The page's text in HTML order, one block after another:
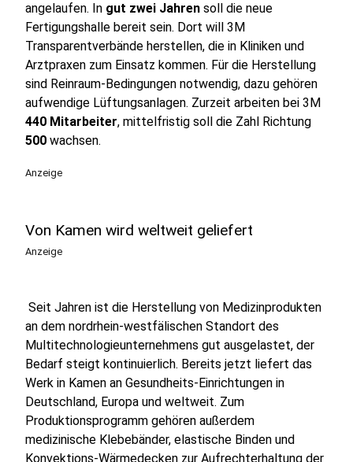
angelaufen. In gut zwei Jahren soll die neue
Fertigungshalle bereit sein. Dort will 3M
Transparentverbände herstellen, die in Kliniken und
Arztpraxen zum Einsatz kommen. Für die Herstellung
sind Reinraum-Bedingungen notwendig, dazu gehören
aufwendige Lüftungsanlagen. Zurzeit arbeiten bei 3M
440 Mitarbeiter, mittelfristig soll die Zahl Richtung
500 wachsen.
Anzeige
Von Kamen wird weltweit geliefert
Anzeige
Seit Jahren ist die Herstellung von Medizinprodukten
an dem nordrhein-westfälischen Standort des
Multitechnologieunternehmens gut ausgelastet, der
Bedarf steigt kontinuierlich. Bereits jetzt liefert das
Werk in Kamen an Gesundheits-Einrichtungen in
Deutschland, Europa und weltweit. Zum
Produktionsprogramm gehören außerdem
medizinische Klebebänder, elastische Binden und
Konvektions-Wärmedecken zur Aufrechterhaltung der